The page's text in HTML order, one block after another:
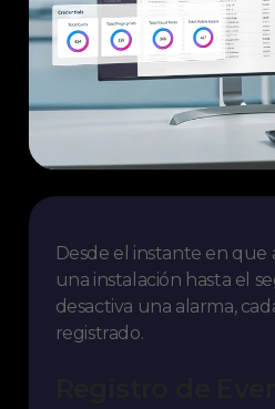
Desde el instante en que
una instalación hasta el
desactiva una alarma,
registrado.